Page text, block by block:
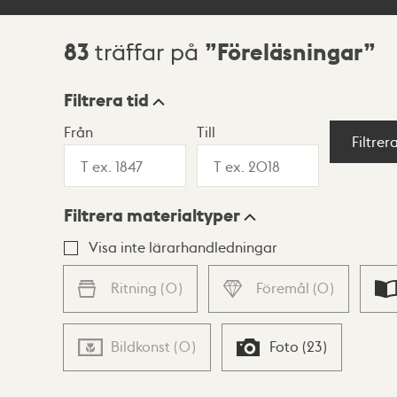
Sökresultat
83 träffar på Föreläsningar
Visningsläge
Lista Karta
Filtrera tid
Från Till
Filtrera materialtyper
Visa inte lärarhandledningar
Ritning (0) Föremål (0)
Bildkonst (0) Foto (23)